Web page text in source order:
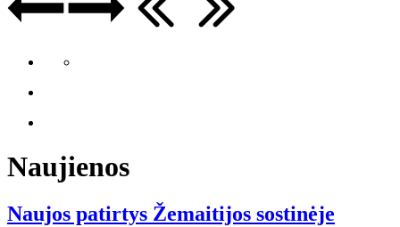
Naujienos
Naujos patirtys Žemaitijos sostinėje